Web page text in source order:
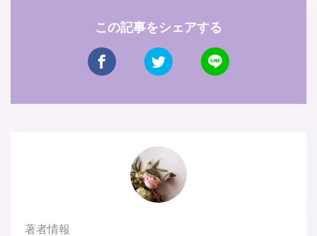
この記事をシェアする
著者情報